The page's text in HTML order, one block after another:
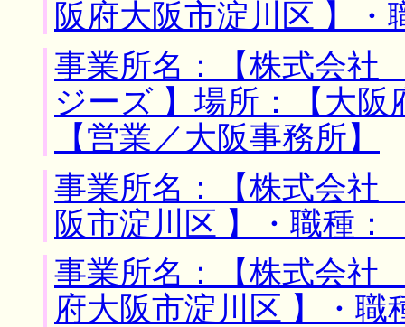
阪府大阪市淀川区 】
事業所名：【株式会
ジーズ 】場所：【大
【営業／大阪事務所】
事業所名：【株式会社
阪市淀川区 】・職種：
事業所名：【株式会
府大阪市淀川区 】・職